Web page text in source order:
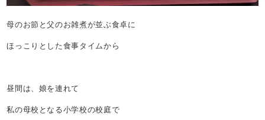
母のお節と父のお雑煮が並ぶ食卓に
ほっこりとした食事タイムから
昼間は、娘を連れて
私の母校となる小学校の校庭で